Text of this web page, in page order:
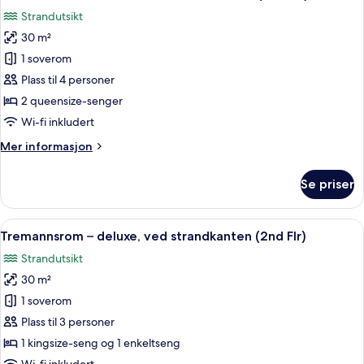
(Ground
Flr)
bildene
av
Firemannsrom
–
deluxe,
ved
(2nd
Strandutsikt
30 m²
1 soverom
Plass til 4 personer
2 queensize-senger
Wi-fi inkludert
Mer informasjon
Mer
–
deluxe,
ved
(2nd
Flr)
Se priser
Åpne
alle
bildene
av
Tremannsrom
–
deluxe,
ved
Tremannsrom – deluxe, ved
11
Tremannsrom – deluxe, ved strandkanten (2nd Flr)
Strandutsikt
30 m²
1 soverom
Plass til 3 personer
1 kingsize-seng og 1 enkeltseng